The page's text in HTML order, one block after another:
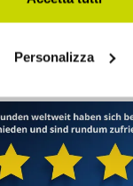
Personalizza
kurze
zugreifen!